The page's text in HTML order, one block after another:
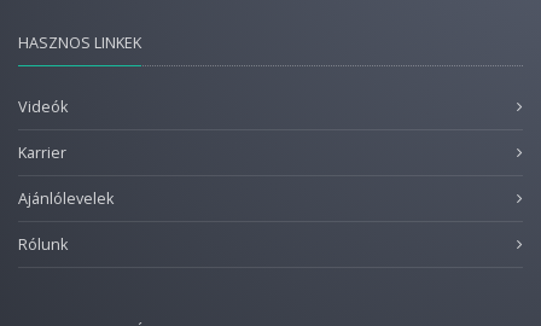
HASZNOS LINKEK
Videók
Karrier
Ajánlólevelek
Rólunk